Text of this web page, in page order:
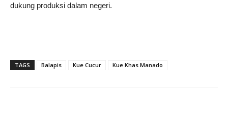
dukung produksi dalam negeri.
TAGS Balapis Kue Cucur Kue Khas Manado